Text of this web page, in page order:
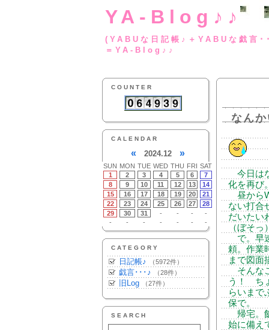
YA-Blog♪♪
(YABUな日記帳♪
＝YA-Blog♪♪
COUNTER
CALENDAR
« 2024.12 »
SUN MON TUE WED THU FRI SAT
1
2 3 4 5 6
7
8
9 10 11 12 13
14
15
16 17 18 19 20
21
22
23 24 25 26 27
28
29
30 31 - - -
-
-
- - - - - -
CATEGORY
日記帳♪ （5972件）
戯言･･･♪ （28件）
旧Log （27件）
SEARCH
なん
今日は
化を再び
昼から
ない打合
だいたい
（ぼそっ
で。早
頼。作業
まで図面
そんな
う！ ち
らいまで
保で。
帰宅。
始に備え